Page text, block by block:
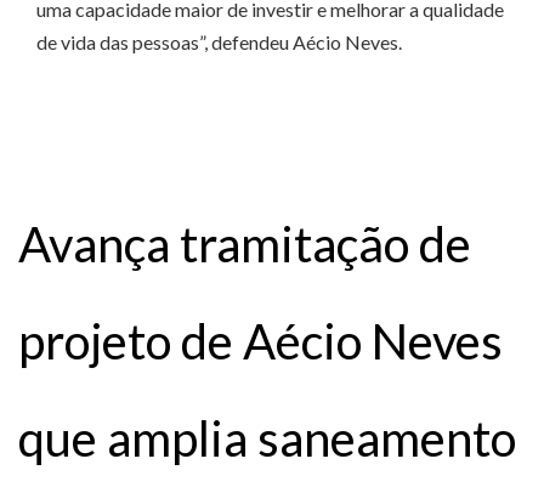
uma capacidade maior de investir e melhorar a qualidade
de vida das pessoas”, defendeu Aécio Neves.
Avança tramitação de
projeto de Aécio Neves
que amplia saneamento